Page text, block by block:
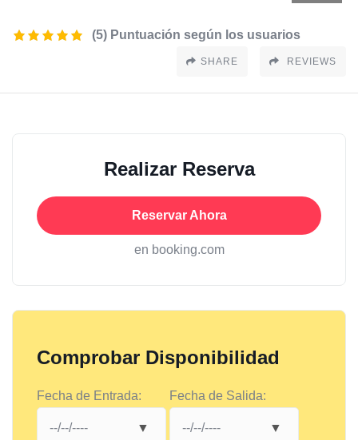
(5) Puntuación según los usuarios
SHARE REVIEWS
Realizar Reserva
Reservar Ahora
en booking.com
Comprobar Disponibilidad
Fecha de Entrada: Fecha de Salida: